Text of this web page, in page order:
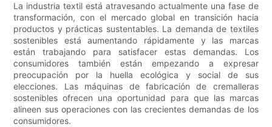
La industria textil está atravesando actualmente una fase de
transformación, con el mercado global en transición hacia
productos y prácticas sustentables. La demanda de textiles
sostenibles está aumentando rápidamente y las marcas
están trabajando para satisfacer estas demandas. Los
consumidores también están empezando a expresar
preocupación por la huella ecológica y social de sus
elecciones. Las máquinas de fabricación de cremalleras
sostenibles ofrecen una oportunidad para que las marcas
alineen sus operaciones con las crecientes demandas de los
consumidores.